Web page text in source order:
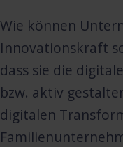
Wie können
Innovationskraft
dass sie die
bzw. aktiv
digitalen